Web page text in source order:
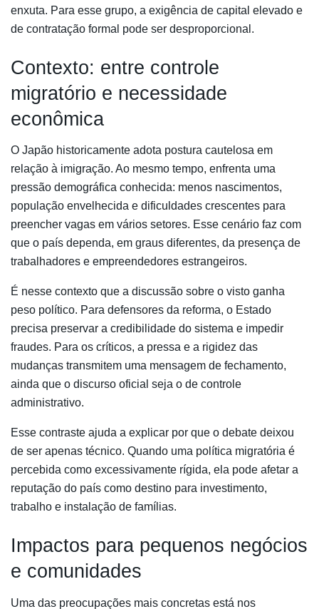
enxuta. Para esse grupo, a exigência de capital elevado e
de contratação formal pode ser desproporcional.
Contexto: entre controle
migratório e necessidade
econômica
O Japão historicamente adota postura cautelosa em
relação à imigração. Ao mesmo tempo, enfrenta uma
pressão demográfica conhecida: menos nascimentos,
população envelhecida e dificuldades crescentes para
preencher vagas em vários setores. Esse cenário faz com
que o país dependa, em graus diferentes, da presença de
trabalhadores e empreendedores estrangeiros.
É nesse contexto que a discussão sobre o visto ganha
peso político. Para defensores da reforma, o Estado
precisa preservar a credibilidade do sistema e impedir
fraudes. Para os críticos, a pressa e a rigidez das
mudanças transmitem uma mensagem de fechamento,
ainda que o discurso oficial seja o de controle
administrativo.
Esse contraste ajuda a explicar por que o debate deixou
de ser apenas técnico. Quando uma política migratória é
percebida como excessivamente rígida, ela pode afetar a
reputação do país como destino para investimento,
trabalho e instalação de famílias.
Impactos para pequenos negócios
e comunidades
Uma das preocupações mais concretas está nos